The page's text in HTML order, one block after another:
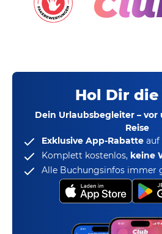
Hol Dir die
Dein Urlaubsbegleiter –
Reise
Exklusive App-Rabatte auf
Komplett kostenlos, keine
Alle Buchungsinfos immer